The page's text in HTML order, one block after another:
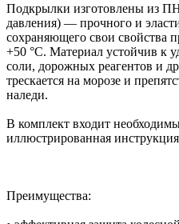
Подкрылки изготовлены из
давления) — прочного и
сохраняющего свои свойства
+50 °C. Материал устойчив к
соли, дорожных реагентов и
трескается на морозе и
наледи.
В комплект входит
иллюстрированная
Преимущества: